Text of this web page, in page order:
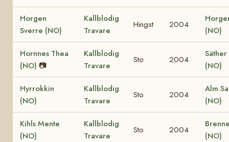
Horgen
Sverre (NO)
Kallblodig
Travare
Hingst 2004
(NO)
Hornnes Thea
(NO) 📷
Kallblodig
Travare
Sto 2004
(NO)
Hyrrokkin
(NO)
Kallblodig
Travare
Sto 2004
Alm
(NO)
Kihls Mente
(NO)
Kallblodig
Travare
Sto 2004
(NO)